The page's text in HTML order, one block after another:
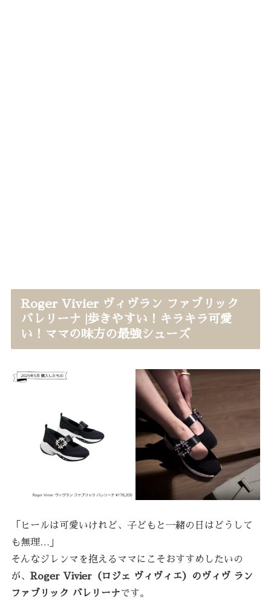
Roger Vivier ヴィヴラン ファブリック
バレリーナ |歩きやすい！キラキラ可愛
い！ママの味方の最強シューズ
「ヒールは可愛いけれど、子どもと一緒の日はどうして
も無理…」
そんなジレンマを抱えるママにこそおすすめしたいの
が、Roger Vivier（ロジェ ヴィヴィエ）のヴィヴ ラン
ファブリック バレリーナです。